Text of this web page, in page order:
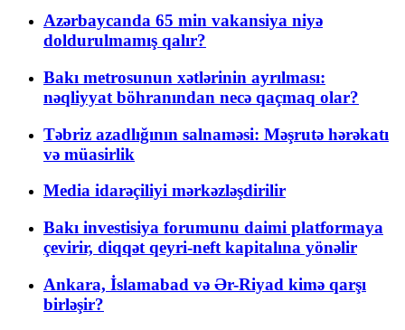
Azərbaycanda 65 min vakansiya niyə
doldurulmamış qalır?
Bakı metrosunun xətlərinin ayrılması:
nəqliyyat böhranından necə qaçmaq olar?
Təbriz azadlığının salnaməsi: Məşrutə hərəkatı
və müasirlik
Media idarəçiliyi mərkəzləşdirilir
Bakı investisiya forumunu daimi platformaya
çevirir, diqqət qeyri-neft kapitalına yönəlir
Ankara, İslamabad və Ər-Riyad kimə qarşı
birləşir?